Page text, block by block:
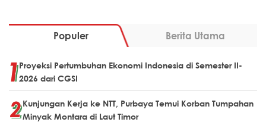
Populer Berita Utama
Proyeksi Pertumbuhan Ekonomi Indonesia di Semester II-
2026 dari CGSI
Kunjungan Kerja ke NTT, Purbaya Temui Korban Tumpahan
Minyak Montara di Laut Timor